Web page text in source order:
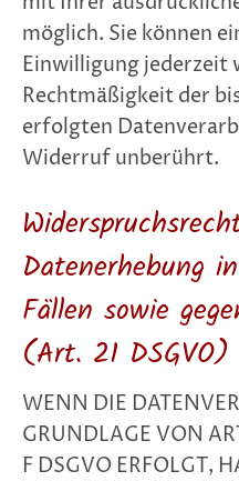
möglich. Sie können
Einwilligung jederzeit
Rechtmäßigkeit der
erfolgten
Widerruf unberührt.
Datenerhebung
Fällen sowie
(Art. 21 DSGVO)
WENN DIE
GRUNDLAGE VON
F DSGVO ERFOLGT,